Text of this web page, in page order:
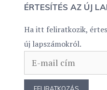
ÉRTESÍTÉS AZ ÚJ
Ha itt feliratkozik,
új lapszámokról.